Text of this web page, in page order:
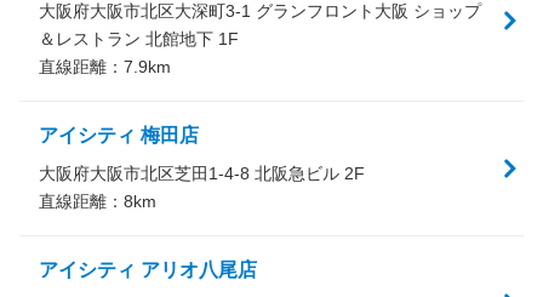
大阪府大阪市北区大深町3-1 グランフロント大阪 ショップ
＆レストラン 北館地下 1F
直線距離： 7.9km
アイシティ 梅田店
大阪府大阪市北区芝田1-4-8 北阪急ビル 2F
直線距離： 8km
アイシティ アリオ八尾店